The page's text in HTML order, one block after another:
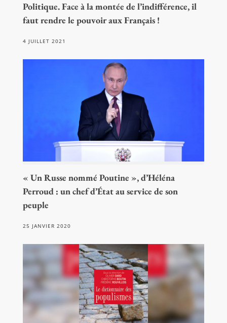
Politique. Face à la montée de l’indifférence, il
faut rendre le pouvoir aux Français !
4 JUILLET 2021
« Un Russe nommé Poutine », d’Héléna
Perroud : un chef d’État au service de son
peuple
25 JANVIER 2020